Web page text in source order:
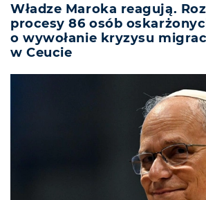
Władze Maroka reagują.
procesy 86 osób
o wywołanie kryzysu
w Ceucie